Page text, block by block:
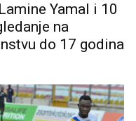
Yamal i 10
na
do 17 godina